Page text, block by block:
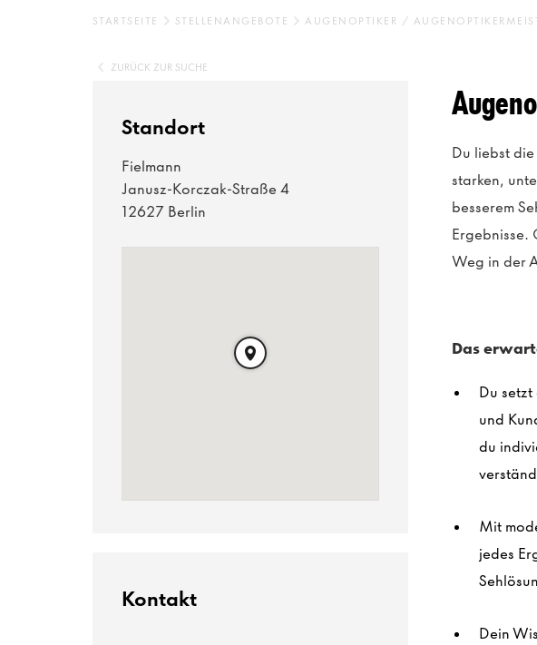
STARTSEITE STELLENANGEBOTE AUGENOPTIKER /
ZURÜCK ZUR SUCHE
Du liebst
starken,
besserem
Ergebnisse.
Weg in der
Das
Du
und
du
Mit
jedes
Dein
Standort
Fielmann
Janusz-Korczak-Straße 4
12627 Berlin
Kontakt